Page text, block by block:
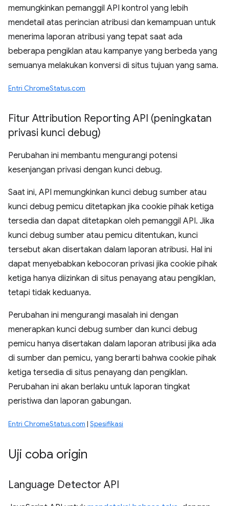
memungkinkan pemanggil API kontrol yang lebih
mendetail atas perincian atribusi dan kemampuan untuk
menerima laporan atribusi yang tepat saat ada
beberapa pengiklan atau kampanye yang berbeda yang
semuanya melakukan konversi di situs tujuan yang sama.
Entri ChromeStatus.com
Fitur Attribution Reporting API (peningkatan
privasi kunci debug)
Perubahan ini membantu mengurangi potensi
kesenjangan privasi dengan kunci debug.
Saat ini, API memungkinkan kunci debug sumber atau
kunci debug pemicu ditetapkan jika cookie pihak ketiga
tersedia dan dapat ditetapkan oleh pemanggil API. Jika
kunci debug sumber atau pemicu ditentukan, kunci
tersebut akan disertakan dalam laporan atribusi. Hal ini
dapat menyebabkan kebocoran privasi jika cookie pihak
ketiga hanya diizinkan di situs penayang atau pengiklan,
tetapi tidak keduanya.
Perubahan ini mengurangi masalah ini dengan
menerapkan kunci debug sumber dan kunci debug
pemicu hanya disertakan dalam laporan atribusi jika ada
di sumber dan pemicu, yang berarti bahwa cookie pihak
ketiga tersedia di situs penayang dan pengiklan.
Perubahan ini akan berlaku untuk laporan tingkat
peristiwa dan laporan gabungan.
Entri ChromeStatus.com | Spesifikasi
Uji coba origin
Language Detector API